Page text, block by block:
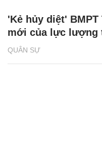
QUÂN SỰ
'Kẻ hủy diệt'
mới của lực lượng